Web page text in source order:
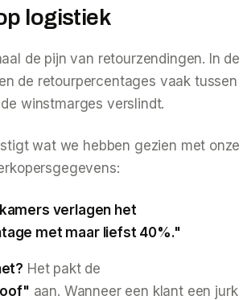
logistiek
de pijn van retourzendingen. In de
de retourpercentages vaak tussen
winstmarges verslindt.
wat we hebben gezien met onze
verlagen het
met maar liefst 40%."
Het pakt de
aan. Wanneer een klant een jurk